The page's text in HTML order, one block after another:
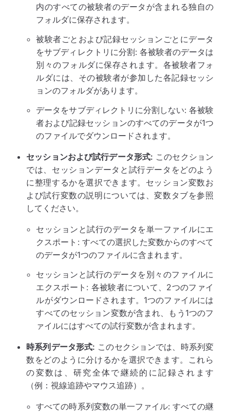
内のすべての被験者のデータが含まれる独自の
フォルダに保存されます。
被験者ごとおよび記録セッションごとにデータ
をサブディレクトリに分割: 各被験者のデータは
別々のフォルダに保存されます。各被験者フォ
ルダには、その被験者が参加した各記録セッシ
ョンのフォルダがあります。
データをサブディレクトリに分割しない: 各被験
者および記録セッションのすべてのデータが1つ
のファイルでダウンロードされます。
セッションおよび試行データ形式: このセクション
では、セッションデータと試行データをどのよう
に整理するかを選択できます。セッション変数お
よび試行変数の説明については、変数タブを参照
してください。
セッションと試行のデータを単一ファイルにエ
クスポート: すべての選択した変数からのすべて
のデータが1つのファイルに含まれます。
セッションと試行のデータを別々のファイルに
エクスポート: 各被験者について、2つのファイ
ルがダウンロードされます。1つのファイルには
すべてのセッション変数が含まれ、もう1つのフ
ァイルにはすべての試行変数が含まれます。
時系列データ形式: このセクションでは、時系列変
数をどのように分けるかを選択できます。これら
の変数は、研究全体で継続的に記録されます
（例：視線追跡やマウス追跡）。
すべての時系列変数の単一ファイル: すべての継